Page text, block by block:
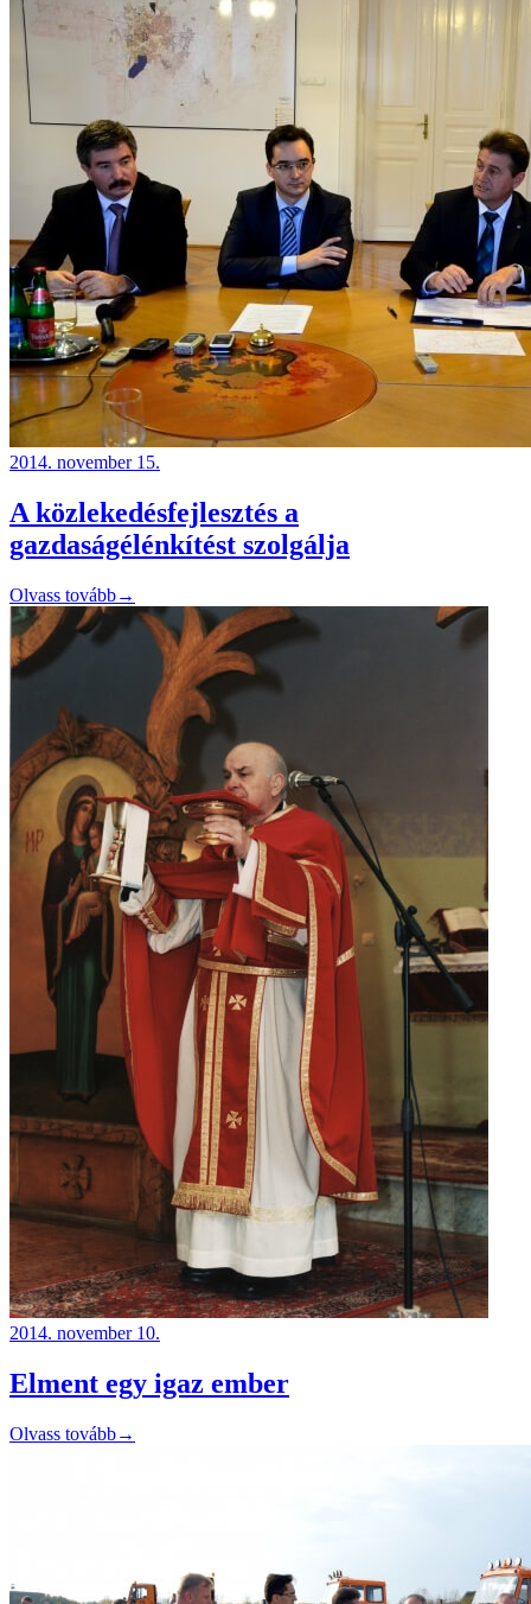
2014. november 15.
A közlekedésfejlesztés a
gazdaságélénkítést szolgálja
Olvass tovább→
2014. november 10.
Elment egy igaz ember
Olvass tovább→